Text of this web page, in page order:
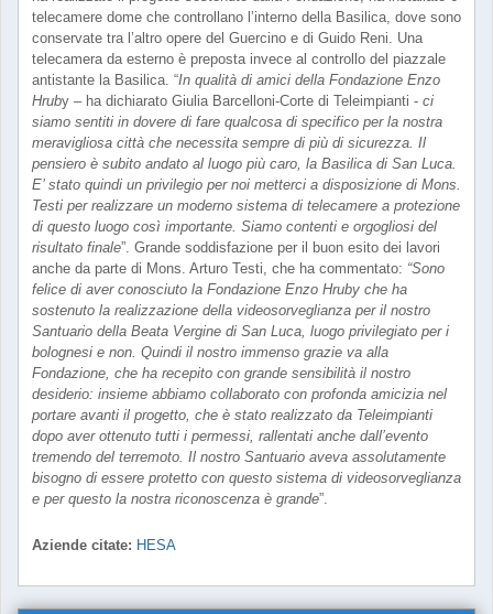
telecamere dome che controllano l’interno della Basilica, dove sono
conservate tra l’altro opere del Guercino e di Guido Reni. Una
telecamera da esterno è preposta invece al controllo del piazzale
antistante la Basilica. “In qualità di amici della Fondazione Enzo
Hruby – ha dichiarato Giulia Barcelloni-Corte di Teleimpianti - ci
siamo sentiti in dovere di fare qualcosa di specifico per la nostra
meravigliosa città che necessita sempre di più di sicurezza. Il
pensiero è subito andato al luogo più caro, la Basilica di San Luca.
E’ stato quindi un privilegio per noi metterci a disposizione di Mons.
Testi per realizzare un moderno sistema di telecamere a protezione
di questo luogo così importante. Siamo contenti e orgogliosi del
risultato finale”. Grande soddisfazione per il buon esito dei lavori
anche da parte di Mons. Arturo Testi, che ha commentato: “Sono
felice di aver conosciuto la Fondazione Enzo Hruby che ha
sostenuto la realizzazione della videosorveglianza per il nostro
Santuario della Beata Vergine di San Luca, luogo privilegiato per i
bolognesi e non. Quindi il nostro immenso grazie va alla
Fondazione, che ha recepito con grande sensibilità il nostro
desiderio: insieme abbiamo collaborato con profonda amicizia nel
portare avanti il progetto, che è stato realizzato da Teleimpianti
dopo aver ottenuto tutti i permessi, rallentati anche dall’evento
tremendo del terremoto. Il nostro Santuario aveva assolutamente
bisogno di essere protetto con questo sistema di videosorveglianza
e per questo la nostra riconoscenza è grande”.
Aziende citate: HESA